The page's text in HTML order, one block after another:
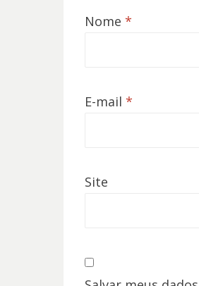
Nome *
E-mail *
Site